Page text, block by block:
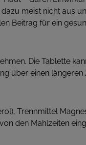
meist nicht aus
Beitrag für ein
Die Tablette
über einen
Trennmittel
den Mahlzeiten